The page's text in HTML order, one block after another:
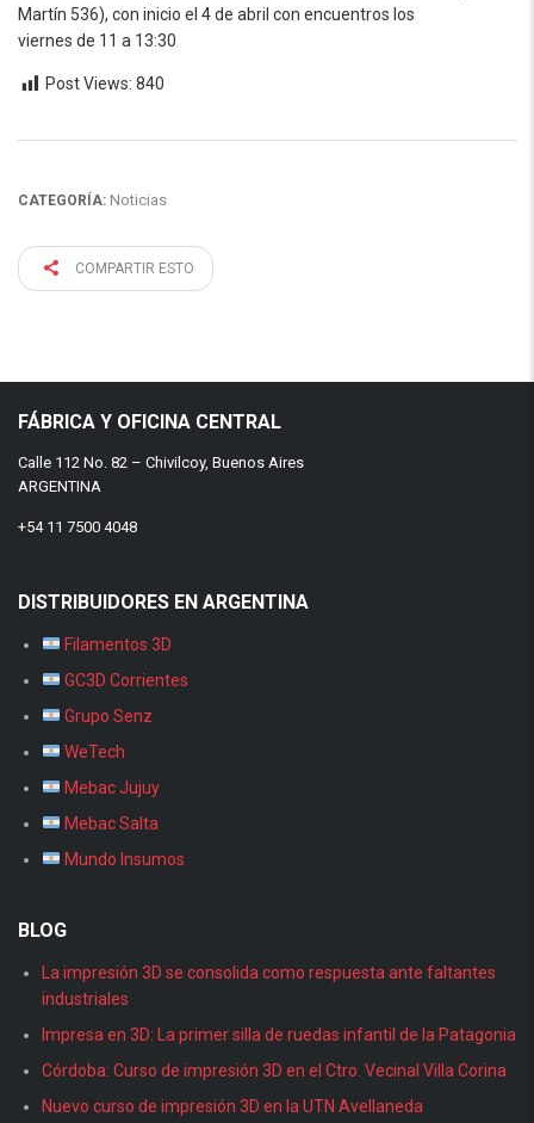
Martín 536), con inicio el 4 de abril con encuentros los
viernes de 11 a 13:30
Post Views: 840
CATEGORÍA: Noticias
COMPARTIR ESTO
FÁBRICA Y OFICINA CENTRAL
Calle 112 No. 82 – Chivilcoy, Buenos Aires
ARGENTINA
+54 11 7500 4048
DISTRIBUIDORES EN ARGENTINA
Filamentos 3D
GC3D Corrientes
Grupo Senz
WeTech
Mebac Jujuy
Mebac Salta
Mundo Insumos
BLOG
La impresión 3D se consolida como respuesta ante faltantes
industriales
Impresa en 3D: La primer silla de ruedas infantil de la Patagonia
Córdoba: Curso de impresión 3D en el Ctro. Vecinal Villa Corina
Nuevo curso de impresión 3D en la UTN Avellaneda